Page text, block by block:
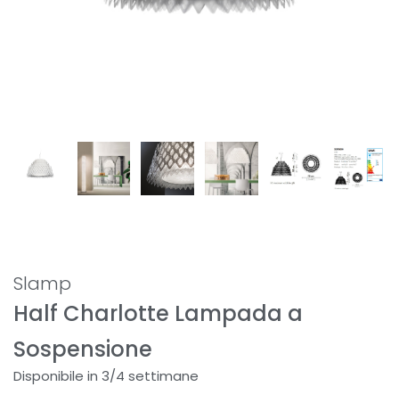
Slamp
Half Charlotte Lampada a
Sospensione
Disponibile in 3/4 settimane